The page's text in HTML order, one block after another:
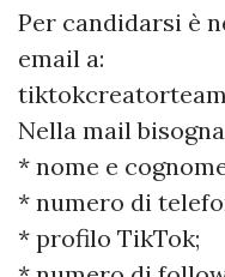
Per candidarsi è
email a:
Nella mail
* nome e
* numero di
* profilo TikTok;